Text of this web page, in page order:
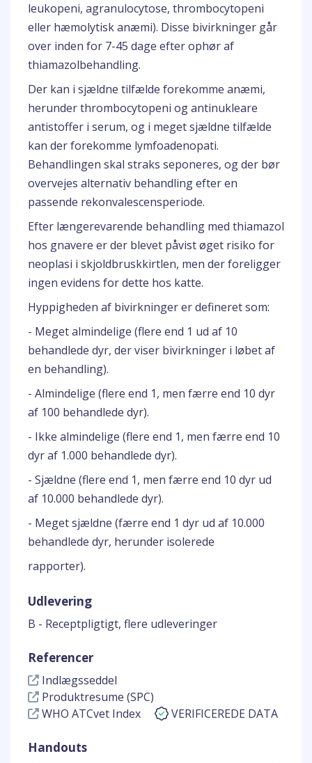
leukopeni, agranulocytose, thrombocytopeni
eller hæmolytisk anæmi). Disse bivirkninger går
over inden for 7-45 dage efter ophør af
thiamazolbehandling.
Der kan i sjældne tilfælde forekomme anæmi,
herunder thrombocytopeni og antinukleare
antistoffer i serum, og i meget sjældne tilfælde
kan der forekomme lymfoadenopati.
Behandlingen skal straks seponeres, og der bør
overvejes alternativ behandling efter en
passende rekonvalescensperiode.
Efter længerevarende behandling med thiamazol
hos gnavere er der blevet påvist øget risiko for
neoplasi i skjoldbruskkirtlen, men der foreligger
ingen evidens for dette hos katte.
Hyppigheden af bivirkninger er defineret som:
- Meget almindelige (flere end 1 ud af 10
behandlede dyr, der viser bivirkninger i løbet af
en behandling).
- Almindelige (flere end 1, men færre end 10 dyr
af 100 behandlede dyr).
- Ikke almindelige (flere end 1, men færre end 10
dyr af 1.000 behandlede dyr).
- Sjældne (flere end 1, men færre end 10 dyr ud
af 10.000 behandlede dyr).
- Meget sjældne (færre end 1 dyr ud af 10.000
behandlede dyr, herunder isolerede
rapporter).
Udlevering
B - Receptpligtigt, flere udleveringer
Referencer
Indlægsseddel
Produktresume (SPC)
WHO ATCvet Index
VERIFICEREDE DATA
Handouts